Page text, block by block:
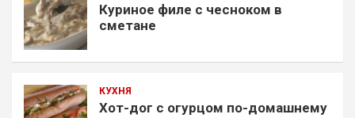
Куриное филе с чесноком в
сметане
КУХНЯ
Хот-дог с огурцом по-домашнему